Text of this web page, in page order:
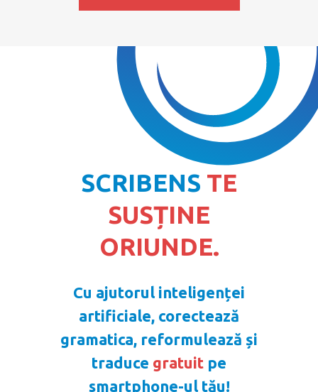
SCRIBENS TE
SUSȚINE
ORIUNDE.
Cu ajutorul inteligenței
artificiale, corectează
gramatica, reformulează și
traduce gratuit pe
smartphone-ul tău!